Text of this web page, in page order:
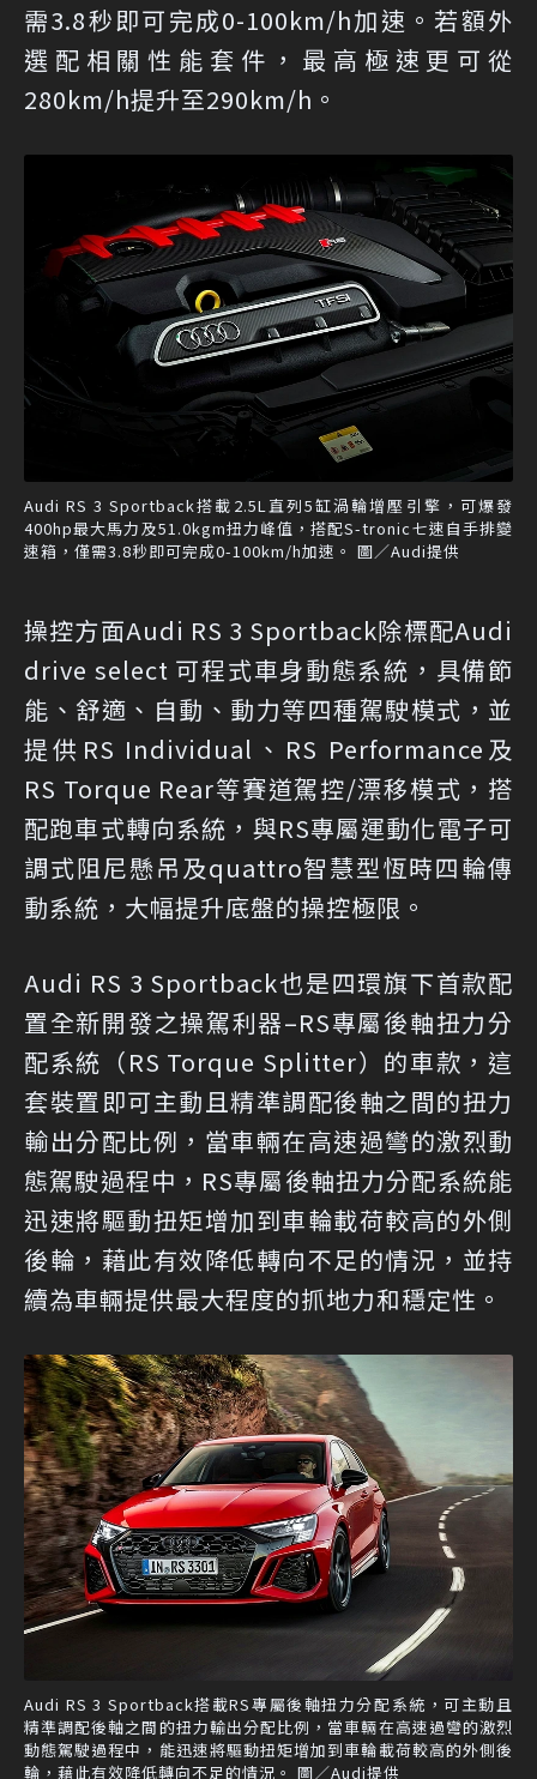
需3.8秒即可完成0-100km/h加速。若額外
選配相關性能套件，最高極速更可從
280km/h提升至290km/h。
Audi RS 3 Sportback搭載2.5L直列5缸渦輪增壓引擎，可爆發
400hp最大馬力及51.0kgm扭力峰值，搭配S-tronic七速自手排變
速箱，僅需3.8秒即可完成0-100km/h加速。 圖／Audi提供
操控方面Audi RS 3 Sportback除標配Audi
drive select 可程式車身動態系統，具備節
能、舒適、自動、動力等四種駕駛模式，並
提供RS Individual、RS Performance及
RS Torque Rear等賽道駕控/漂移模式，搭
配跑車式轉向系統，與RS專屬運動化電子可
調式阻尼懸吊及quattro智慧型恆時四輪傳
動系統，大幅提升底盤的操控極限。
Audi RS 3 Sportback也是四環旗下首款配
置全新開發之操駕利器–RS專屬後軸扭力分
配系統（RS Torque Splitter）的車款，這
套裝置即可主動且精準調配後軸之間的扭力
輸出分配比例，當車輛在高速過彎的激烈動
態駕駛過程中，RS專屬後軸扭力分配系統能
迅速將驅動扭矩增加到車輪載荷較高的外側
後輪，藉此有效降低轉向不足的情況，並持
續為車輛提供最大程度的抓地力和穩定性。
Audi RS 3 Sportback搭載RS專屬後軸扭力分配系統，可主動且
精準調配後軸之間的扭力輸出分配比例，當車輛在高速過彎的激烈
動態駕駛過程中，能迅速將驅動扭矩增加到車輪載荷較高的外側後
輪，藉此有效降低轉向不足的情況。 圖／Audi提供